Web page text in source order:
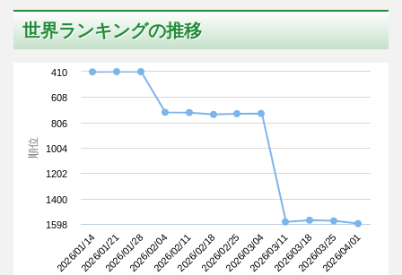
世界ランキングの推移
順位
2026/01/142026/01/212026/01/282026/02/042026/02/112026/02/182026/02/252026/03/042026/03/112026/03/182026/03/252026/04/01
410
608
806
1004
1202
1400
1598